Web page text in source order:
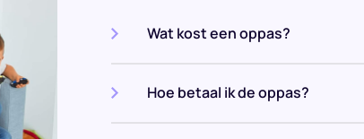
Wat kost een oppas?
Hoe betaal ik de oppas?